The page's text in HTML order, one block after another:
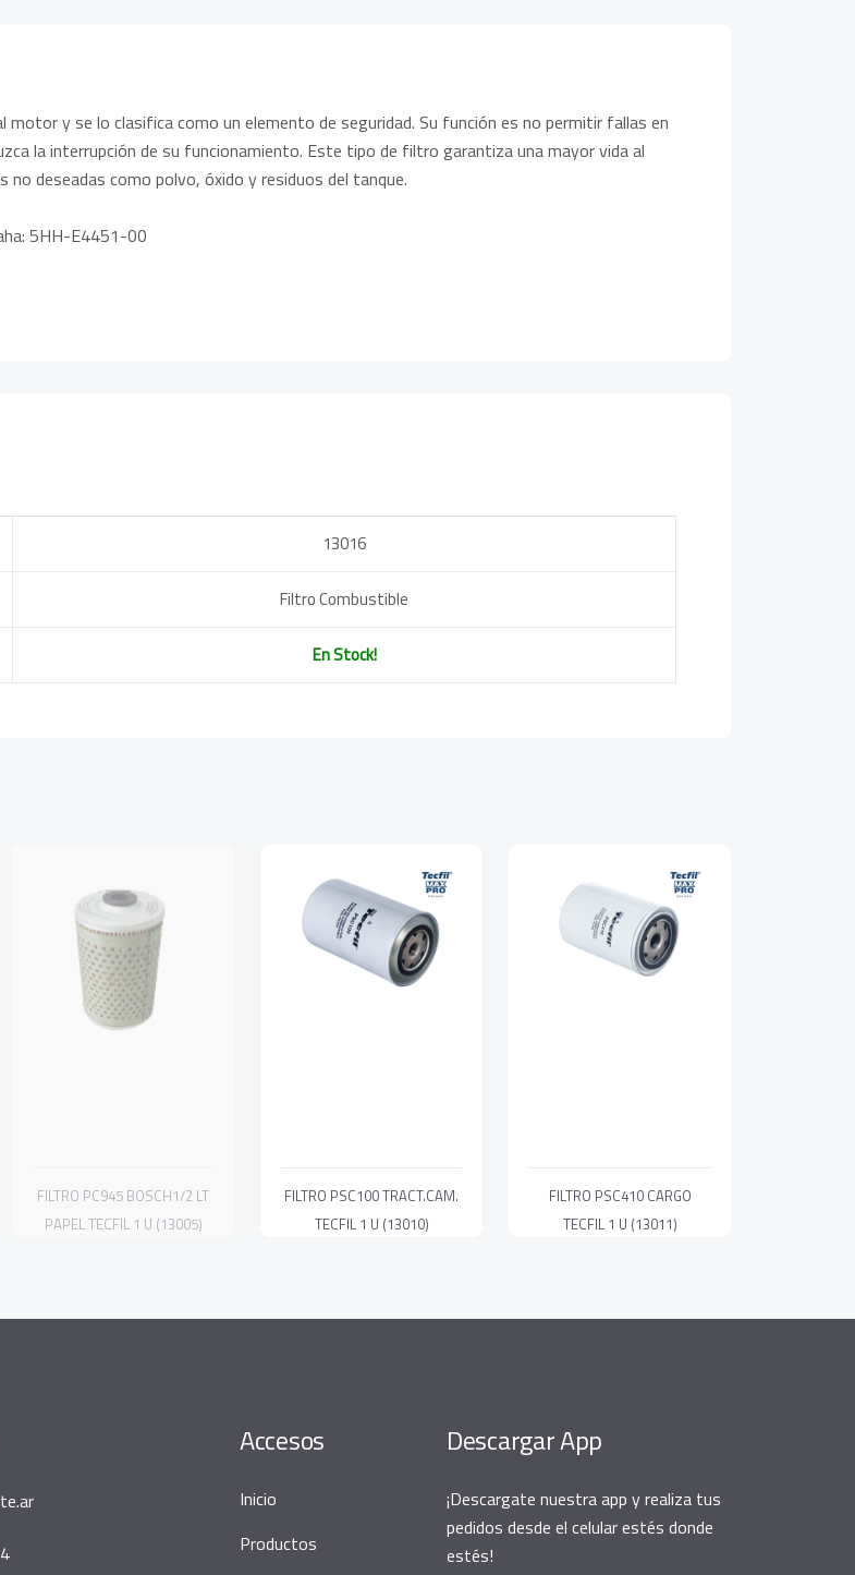
y se lo clasifica como un elemento de seguridad. Su función es no permitir fallas en
la interrupción de su funcionamiento. Este tipo de filtro garantiza una mayor vida al
no deseadas como polvo, óxido y residuos del tanque.
5HH-E4451-00
13016
Filtro Combustible
En Stock!
FILTRO PC945 BOSCH1/2 LT
PAPEL TECFIL 1 U (13005)
FILTRO PSC100 TRACT.CAM.
TECFIL 1 U (13010)
FILTRO PSC410 CARGO
TECFIL 1 U (13011)
Accesos
Inicio
Productos
Descargar App
¡Descargate nuestra app y realiza tus
pedidos desde el celular estés donde
estés!